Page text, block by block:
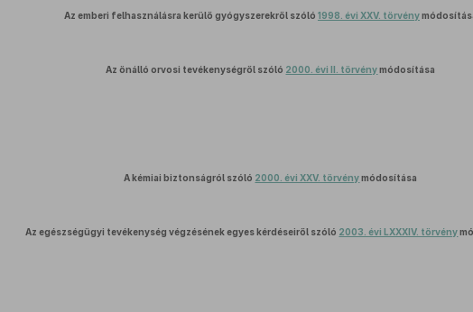
Az emberi felhasználásra kerülő gyógyszerekről szóló 1998. évi XXV. törvény
Az önálló orvosi tevékenységről szóló 2000. évi II. törvénymódosítása
A kémiai biztonságról szóló 2000. évi XXV. törvénymódosítása
Az egészségügyi tevékenység végzésének egyes kérdéseiről szóló 2003. évi LXXXIV. törvény